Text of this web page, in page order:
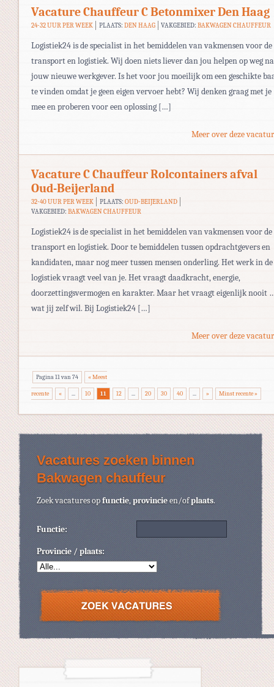
Vacature Chauffeur C Betonmixer Den Haag
24-32 UUR PER WEEK PLAATS: DEN HAAG VAKGEBIED:BAKWAGEN CHAUFFEUR
Logistiek24 is de specialist in het bemiddelen van vakmensen voor de
transport en logistiek. Wij doen niets liever dan jou helpen op weg
jouw nieuwe werkgever. Is het voor jou moeilijk om een geschikte
te vinden omdat je geen eigen vervoer hebt? Wij denken graag met je
mee en proberen voor een oplossing […]
Meer over deze
Vacature C Chauffeur Rolcontainers afval
Oud-Beijerland
32-40 UUR PER WEEK PLAATS: OUD-BEIJERLAND
VAKGEBIED: BAKWAGEN CHAUFFEUR
Logistiek24 is de specialist in het bemiddelen van vakmensen voor de
transport en logistiek. Door te bemiddelen tussen opdrachtgevers en
kandidaten, maar nog meer tussen mensen onderling. Het werk in de
logistiek vraagt veel van je. Het vraagt daadkracht, energie,
doorzettingsvermogen en karakter. Maar het vraagt eigenlijk nooit
wat jij zelf wil. Bij Logistiek24 […]
Meer over deze
Pagina 11 van 74 « Meest
recente « ... 10 11 12 ... 20 30 40 ... » Minst recente »
Vacatures zoeken binnen
Bakwagen chauffeur
Zoek vacatures opfunctie,provincieen/ofplaats.
Functie:
Provincie / plaats: